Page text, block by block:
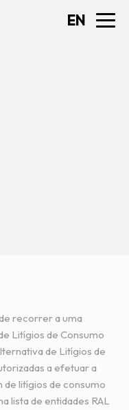
EN
recorrer a uma
Litígios de Consumo
de Litígios de
a efetuar a
litígios de consumo
lista de entidades RAL